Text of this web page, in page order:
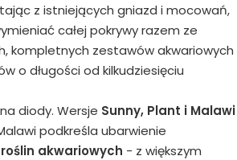
z istniejących gniazd i mocowań,
całej pokrywy razem ze
kompletnych zestawów akwariowych
o długości od kilkudziesięciu
diody. Wersje Sunny, Plant i Malawi
podkreśla ubarwienie
akwariowych - z większym